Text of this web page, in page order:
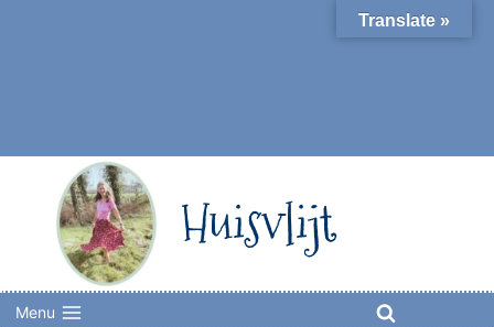
Huisvlijt
Menu
Translate »